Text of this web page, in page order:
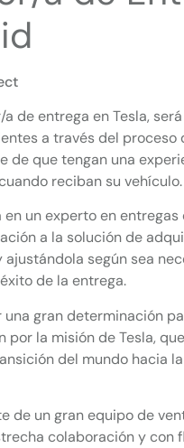
a de entrega en Tesla,
a través del proceso
de que tengan una
reciban su vehículo.
en un experto en entregas
a la solución de
según sea
de la entrega.
una gran determinación
por la misión de Tesla,
del mundo hacia
de un gran equipo de
colaboración y con